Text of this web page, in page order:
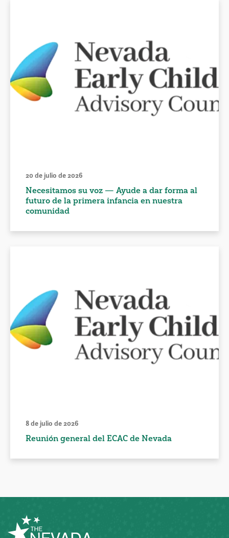
20 de julio de 2026
Necesitamos su voz — Ayude a dar forma al
futuro de la primera infancia en nuestra
comunidad
8 de julio de 2026
Reunión general del ECAC de Nevada